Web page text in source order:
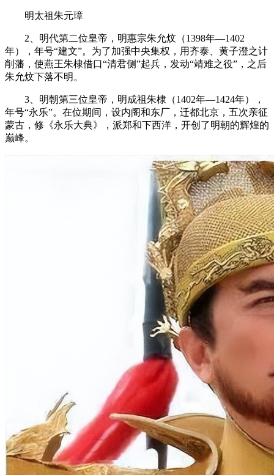
明太祖朱元璋
2、明代第二位皇帝，明惠宗朱允炆（1398年—1402
年），年号“建文”。为了加强中央集权，用齐泰、黄子澄之计
削藩，使燕王朱棣借口“清君侧”起兵，发动“靖难之役”，之后
朱允炆下落不明。
3、明朝第三位皇帝，明成祖朱棣（1402年—1424年），
年号“永乐”。在位期间，设内阁和东厂，迁都北京，五次亲征
蒙古，修《永乐大典》，派郑和下西洋，开创了明朝的辉煌的
巅峰。